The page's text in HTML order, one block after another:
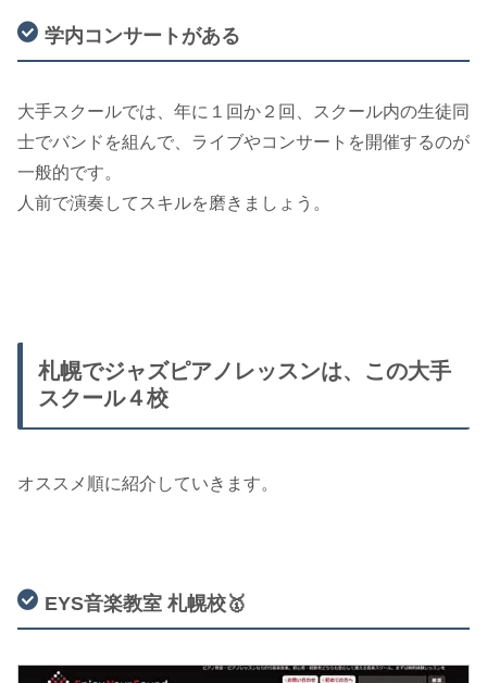
学内コンサートがある
大手スクールでは、年に１回か２回、スクール内の生徒同
士でバンドを組んで、ライブやコンサートを開催するのが
一般的です。
人前で演奏してスキルを磨きましょう。
札幌でジャズピアノレッスンは、この大手
スクール４校
オススメ順に紹介していきます。
EYS音楽教室 札幌校🥇